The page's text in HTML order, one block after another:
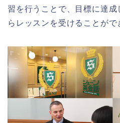
習を行うことで、目標に達
らレッスンを受けることがで